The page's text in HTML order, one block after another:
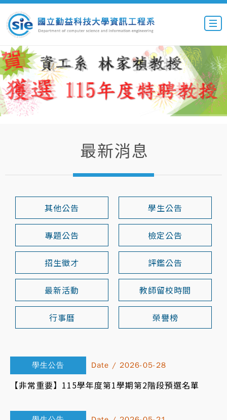
最新消息
其他公告 學生公告
專題公告 檢定公告
招生徵才 評鑑公告
最新活動 教師留校時間
行事曆 榮譽榜
學生公告 Date / 2026-05-28
【非常重要】115學年度第1學期第2階段預選名單